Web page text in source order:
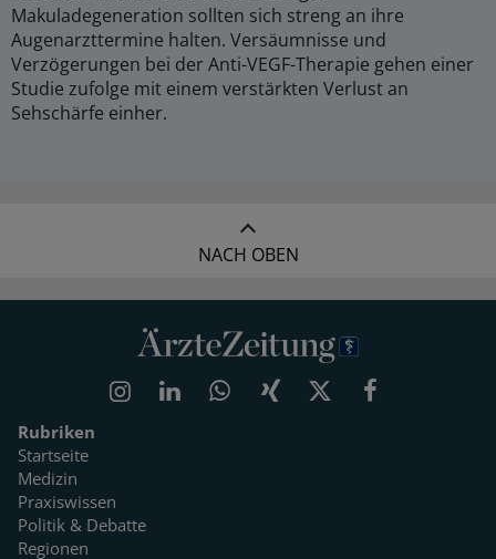
Makuladegeneration sollten sich streng an ihre
Augenarzttermine halten. Versäumnisse und
Verzögerungen bei der Anti-VEGF-Therapie gehen einer
Studie zufolge mit einem verstärkten Verlust an
Sehschärfe einher.
NACH OBEN
Rubriken
Startseite
Medizin
Praxiswissen
Politik & Debatte
Regionen